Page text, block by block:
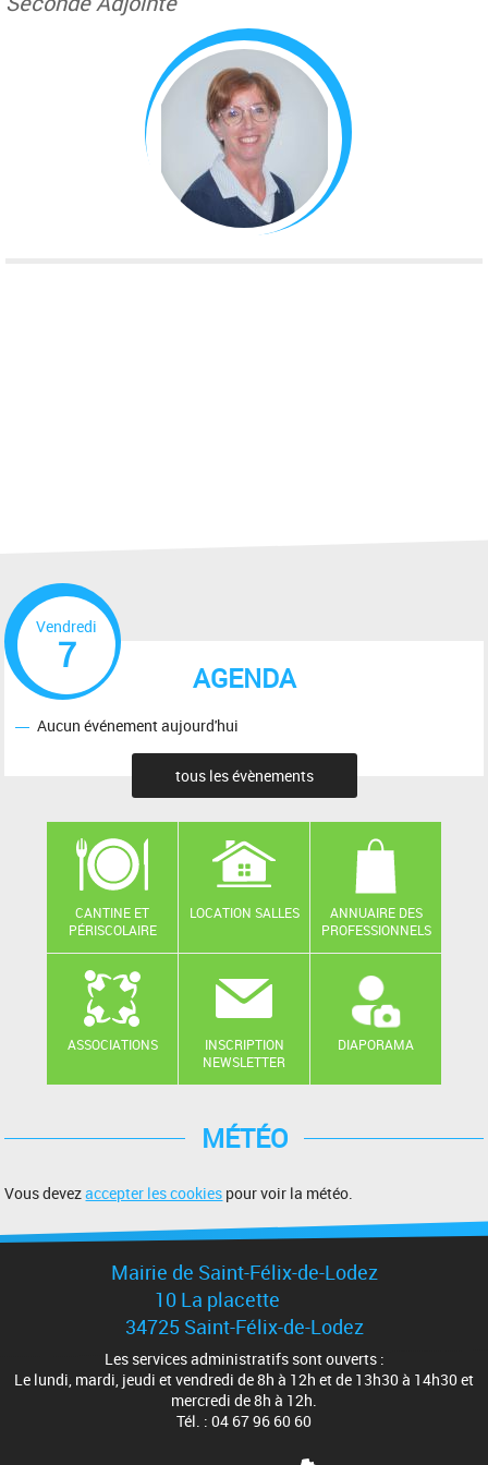
AGENDA
Vendredi
7
Aucun événement aujourd'hui
tous les évènements
CANTINE ET
PÉRISCOLAIRE
LOCATION SALLES
ANNUAIRE DES
PROFESSIONNELS
ASSOCIATIONS
INSCRIPTION
NEWSLETTER
DIAPORAMA
MÉTÉO
Vous devezaccepter les cookies pour voir la météo.
Mairie de Saint-Félix-de-Lodez
10 La placette
34725 Saint-Félix-de-Lodez
Les services administratifs sont ouverts :
Le lundi, mardi, jeudi et vendredi de 8h à 12h et de 13h30 à 14h30 et
mercredi de 8h à 12h.
Tél. : 04 67 96 60 60